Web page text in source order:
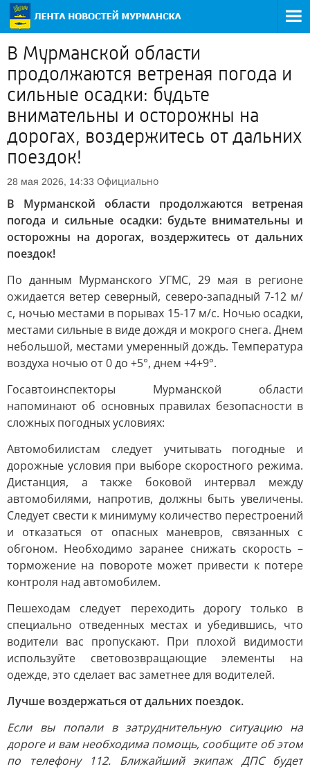
В Мурманской области
продолжаются ветреная погода и
сильные осадки: будьте
внимательны и осторожны на
дорогах, воздержитесь от дальних
поездок!
28 мая 2026, 14:33 Официально
В Мурманской области продолжаются ветреная
погода и сильные осадки: будьте внимательны и
осторожны на дорогах, воздержитесь от дальних
поездок!
По данным Мурманского УГМС, 29 мая в регионе
ожидается ветер северный, северо-западный 7-12 м/
с, ночью местами в порывах 15-17 м/с. Ночью осадки,
местами сильные в виде дождя и мокрого снега. Днем
небольшой, местами умеренный дождь. Температура
воздуха ночью от 0 до +5°, днем +4+9°.
Госавтоинспекторы Мурманской области
напоминают об основных правилах безопасности в
сложных погодных условиях:
Автомобилистам следует учитывать погодные и
дорожные условия при выборе скоростного режима.
Дистанция, а также боковой интервал между
автомобилями, напротив, должны быть увеличены.
Следует свести к минимуму количество перестроений
и отказаться от опасных маневров, связанных с
обгоном. Необходимо заранее снижать скорость –
торможение на повороте может привести к потере
контроля над автомобилем.
Пешеходам следует переходить дорогу только в
специально отведенных местах и убедившись, что
водители вас пропускают. При плохой видимости
используйте световозвращающие элементы на
одежде, это сделает вас заметнее для водителей.
Лучше воздержаться от дальних поездок.
Если вы попали в затруднительную ситуацию на
дороге и вам необходима помощь, сообщите об этом
по телефону 112. Ближайший экипаж ДПС будет